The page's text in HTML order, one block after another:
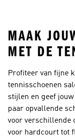
MAAK
MET DE
Profiteer van fijne
tennisschoenen
stijlen en geef
paar opvallende
voor verschillende
voor hardcourt tot